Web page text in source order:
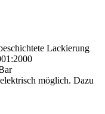
Lackierung
möglich. Dazu